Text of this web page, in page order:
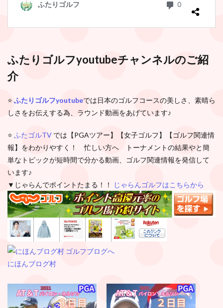
ふたりゴルフyoutubeチャンネルのご紹
介
⭐️ ふたりゴルフyoutubeでは日本のゴルフコースの美しさ、素晴ら
しさをお伝えする為、ラウンド動画をあげています♪
⭐️ ふたゴルTV では【PGAツアー】【女子ゴルフ】【ゴルフ関連情
報】をわかりやすく！ 忙しい方へ トーナメントの結果やと簡
単なトピックが短時間で分かる動画、ゴルフ関連情報を発信して
います♪
▼じゃらんでポイントたまる！！
じゃらんゴルフはこちらから
にほんブログ村